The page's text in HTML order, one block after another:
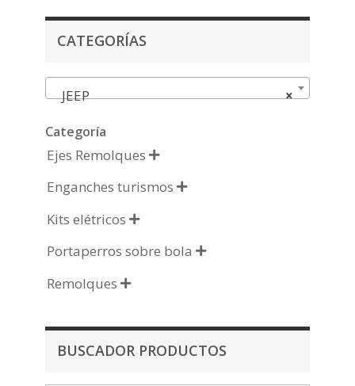
CATEGORÍAS
×
JEEP
Categoría
Ejes Remolques 
Enganches turismos 
Kits elétricos 
Portaperros sobre bola 
Remolques 
BUSCADOR PRODUCTOS